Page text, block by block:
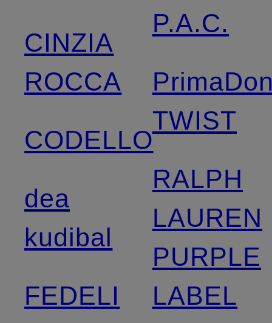
CINZIA
ROCCA
CODELLO
dea
kudibal
FEDELI
P.A.C.
TWIST
RALPH
LAUREN
PURPLE
LABEL